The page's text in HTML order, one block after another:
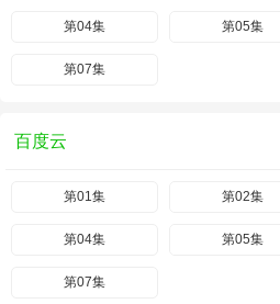
第04集 第05集
第07集
百度云
第01集 第02集
第04集 第05集
第07集